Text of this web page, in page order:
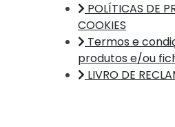
POLÍTICAS DE
COOKIES
Termos e
produtos e/ou
LIVRO DE